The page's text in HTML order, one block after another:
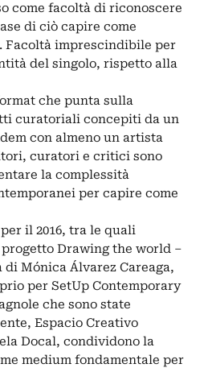
come facoltà di riconoscere
di ciò capire come
Facoltà imprescindibile per
del singolo, rispetto alla
che punta sulla
curatoriali concepiti da un
con almeno un artista
curatori e critici sono
la complessità
per capire come
il 2016, tra le quali
Drawing the world –
Mónica Álvarez Careaga,
per SetUp Contemporary
che sono state
Espacio Creativo
Docal, condividono la
medium fondamentale per